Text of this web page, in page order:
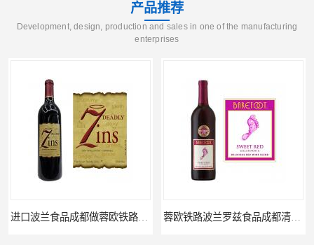
产品推荐
Development, design, production and sales in one of the manufacturing
enterprises
进口波兰食品成都做蓉欧铁路代理的公司 蓉欧铁路波兰罗兹食品成都清关物流